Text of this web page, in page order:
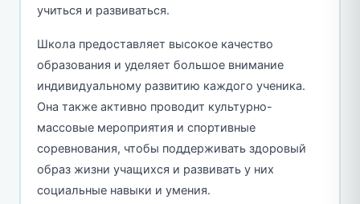
учиться и развиваться.
Школа предоставляет высокое качество
образования и уделяет большое внимание
индивидуальному развитию каждого ученика.
Она также активно проводит культурно-
массовые мероприятия и спортивные
соревнования, чтобы поддерживать здоровый
образ жизни учащихся и развивать у них
социальные навыки и умения.